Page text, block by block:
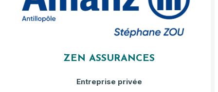
ZEN ASSURANCES
Entreprise privée